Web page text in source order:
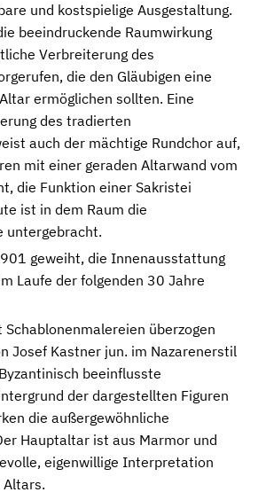
und kostspielige Ausgestaltung.
beeindruckende Raumwirkung
Verbreiterung des
die den Gläubigen eine
ermöglichen sollten. Eine
des tradierten
auch der mächtige Rundchor auf,
mit einer geraden Altarwand vom
die Funktion einer Sakristei
ist in dem Raum die
untergebracht.
geweiht, die Innenausstattung
Laufe der folgenden 30 Jahre
Schablonenmalereien überzogen
Josef Kastner jun. im Nazarenerstil
beeinflusste
der dargestellten Figuren
die außergewöhnliche
Hauptaltar ist aus Marmor und
eigenwillige Interpretation